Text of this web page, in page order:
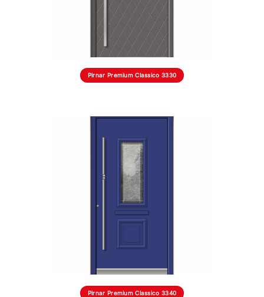
Pirnar Premium Classico 3330
Pirnar Premium Classico 3340